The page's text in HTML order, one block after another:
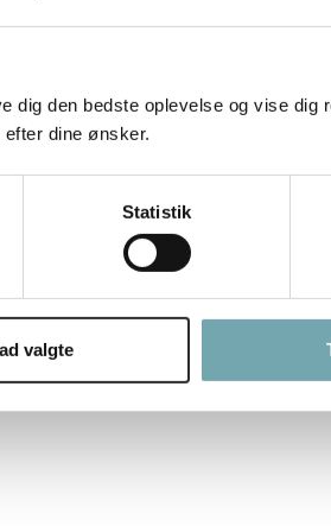
dig den bedste oplevelse og vise dig
dine ønsker.
Statistik
valgte